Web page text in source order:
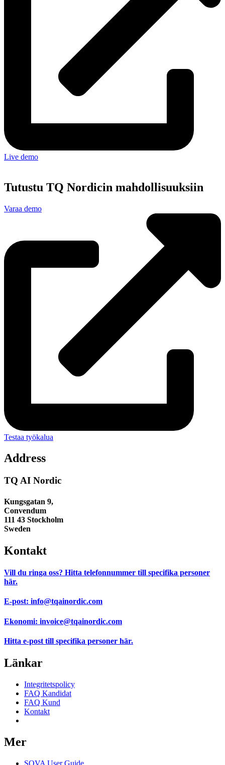
Live demo
Tutustu TQ Nordicin mahdollisuuksiin
Varaa demo
Testaa työkalua
Address
TQ AI Nordic
Kungsgatan 9,
Convendum
111 43 Stockholm
Sweden
Kontakt
Vill du ringa oss? Hitta telefonnummer till specifika personer
här.
E-post: info@tqainordic.com
Ekonomi: invoice@tqainordic.com
Hitta e-post till specifika personer här.
Länkar
Integritetspolicy
FAQ Kandidat
FAQ Kund
Kontakt
Mer
SOVA User Guide